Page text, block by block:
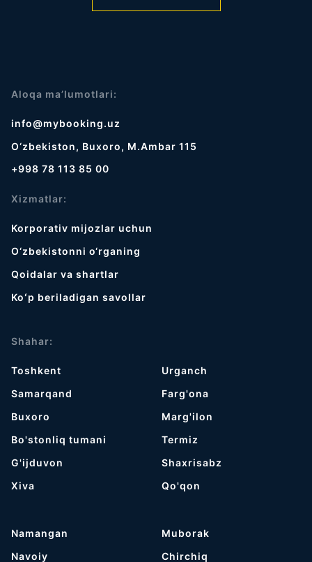
Aloqa ma’lumotlari:
info@mybooking.uz
O‘zbekiston, Buxoro, M.Ambar 115
+998 78 113 85 00
Xizmatlar:
Korporativ mijozlar uchun
O‘zbekistonni o‘rganing
Qoidalar va shartlar
Koʻp beriladigan savollar
Shahar:
Toshkent
Samarqand
Buxoro
Bo'stonliq tumani
G'ijduvon
Хiva
Urganch
Farg'ona
Marg'ilon
Termiz
Shaxrisabz
Qo'qon
Namangan
Navoiy
Muborak
Chirchiq